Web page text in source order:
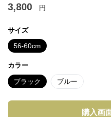
3,800 円
サイズ
56-60cm
カラー
ブラック ブルー
購入画